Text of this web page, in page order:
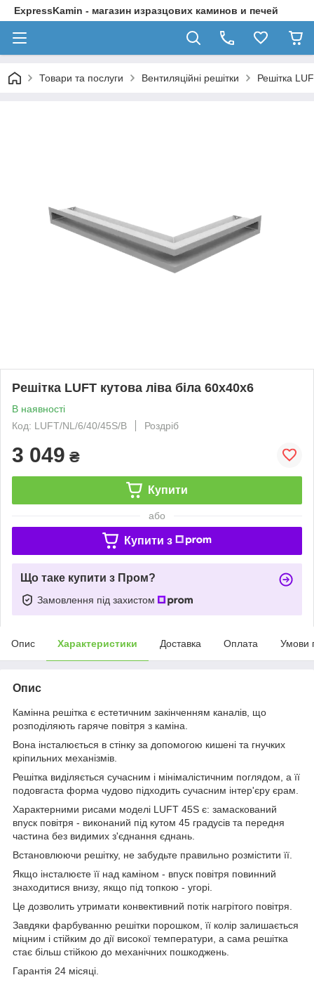
ExpressKamin - магазин изразцових каминов и печей
Товари та послуги Вентиляційні решітки Решітка
Решітка LUFT кутова ліва біла 60x40x6
В наявності
Код: LUFT/NL/6/40/45S/B
Роздріб
3 049 ₴
Купити
або
Купити з
Що таке купити з Пром?
Замовлення під захистом
Опис Характеристики Доставка Оплата Умови
Опис
Камінна решітка є естетичним закінченням каналів, що
розподіляють гаряче повітря з каміна.
Вона інсталюється в стінку за допомогою кишені та гнучких
кріпильних механізмів.
Решітка виділяється сучасним і мінімалістичним поглядом, а її
подовгаста форма чудово підходить сучасним інтер'єру єрам.
Характерними рисами моделі LUFT 45S є: замаскований
впуск повітря - виконаний під кутом 45 градусів та передня
частина без видимих з'єднання єднань.
Встановлюючи решітку, не забудьте правильно розмістити її.
Якщо інсталюєте її над каміном - впуск повітря повинний
знаходитися внизу, якщо під топкою - угорі.
Це дозволить утримати конвективний потік нагрітого повітря.
Завдяки фарбуванню решітки порошком, її колір залишається
міцним і стійким до дії високої температури, а сама решітка
стає більш стійкою до механічних пошкоджень.
Гарантія 24 місяці.